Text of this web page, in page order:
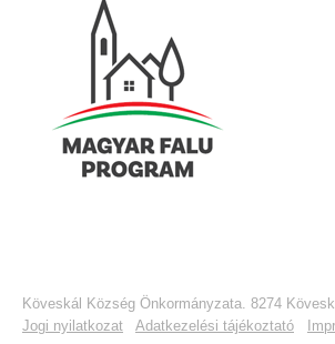
Köveskál Község Önkormányzata. 8274
Jogi nyilatkozat
Adatkezelési tájékoztató